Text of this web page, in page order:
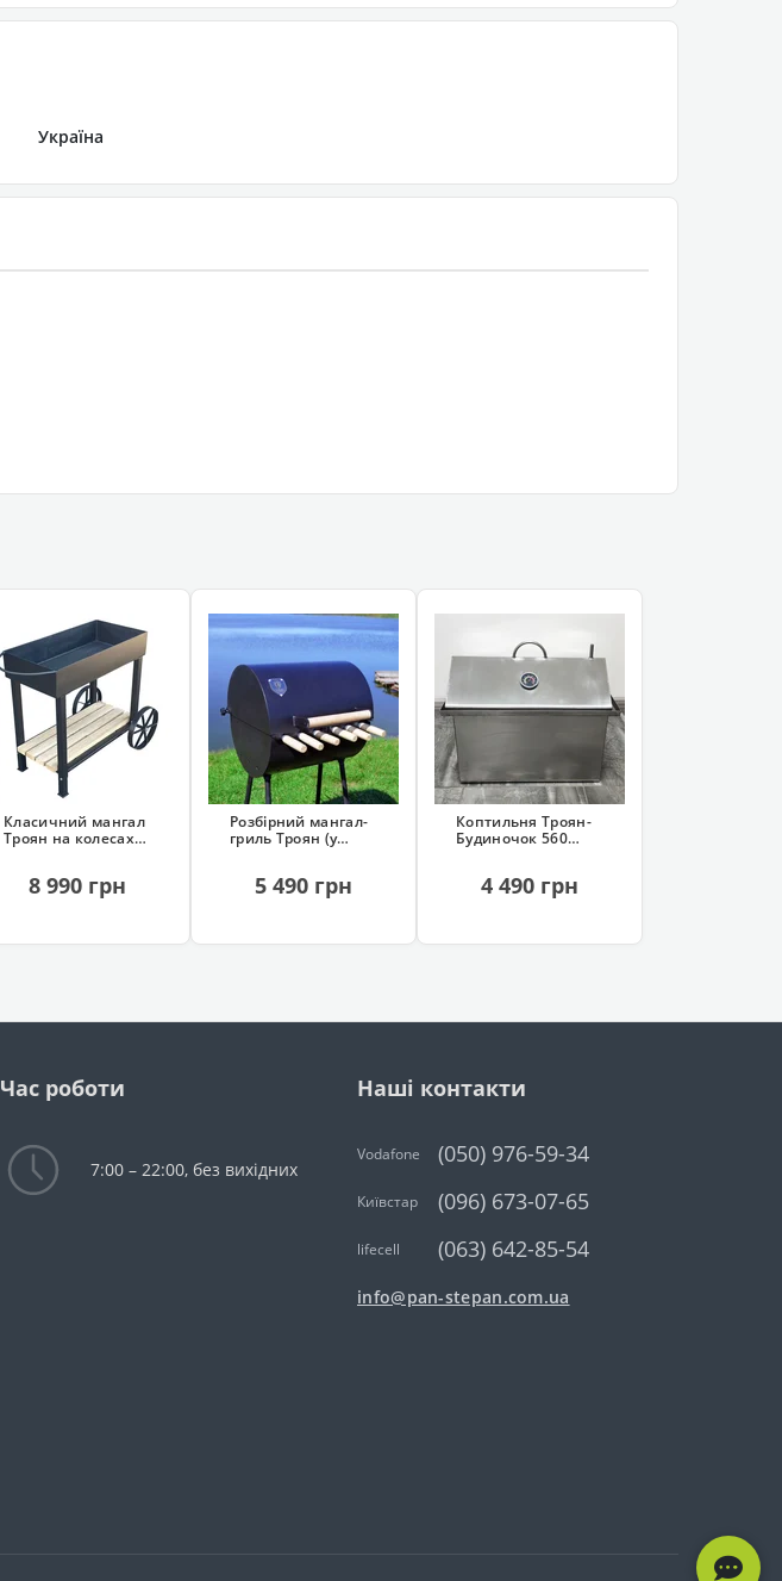
Україна
Класичний мангал
Троян на колесах
8 990 грн
Розбірний мангал-
гриль Троян (у
5 490 грн
Коптильня Троян-
Будиночок 560
4 490 грн
Час роботи
7:00 – 22:00, без вихідних
Наші контакти
Vodafone (050) 976-59-34
Київстар (096) 673-07-65
lifecell (063) 642-85-54
info@pan-stepan.com.ua